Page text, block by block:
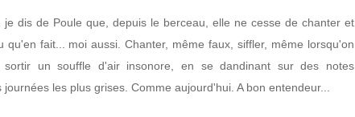
dis de Poule que, depuis le berceau, elle ne cesse de chanter et
qu'en fait... moi aussi. Chanter, même faux, siffler, même lorsqu'on
un souffle d'air insonore, en se dandinant sur des notes
les plus grises. Comme aujourd'hui. A bon entendeur...